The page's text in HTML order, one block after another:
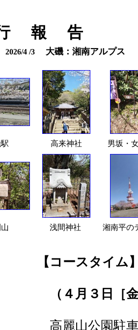
報 告
2026/4 /3 大磯：湘南アルプス
高来神社 男坂・
浅間神社 湘南平の
【コースタイム
（４月３日［
高麗山公園駐